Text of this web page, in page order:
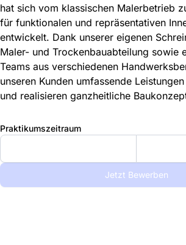
hat sich vom klassischen Malerbetrieb
für funktionalen und repräsentativen
entwickelt. Dank unserer eigenen
Maler- und Trockenbauabteilung sowie
Teams aus verschiedenen
unseren Kunden umfassende
und realisieren ganzheitliche
Praktikumszeitraum
Jetzt Bewerben